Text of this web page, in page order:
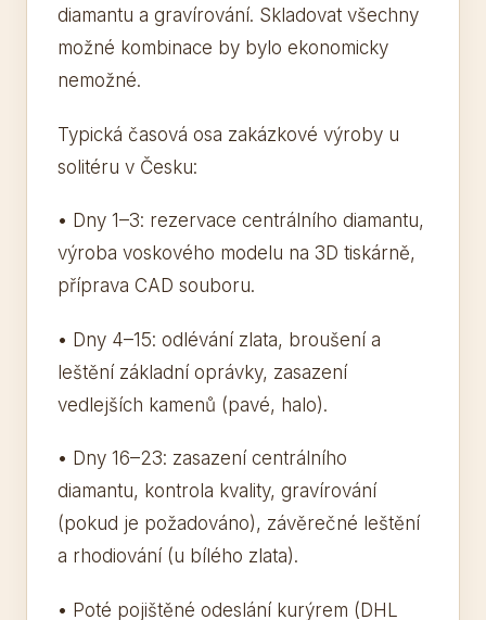
diamantu a gravírování. Skladovat všechny
možné kombinace by bylo ekonomicky
nemožné.
Typická časová osa zakázkové výroby u
solitéru v Česku:
• Dny 1–3: rezervace centrálního diamantu,
výroba voskového modelu na 3D tiskárně,
příprava CAD souboru.
• Dny 4–15: odlévání zlata, broušení a
leštění základní oprávky, zasazení
vedlejších kamenů (pavé, halo).
• Dny 16–23: zasazení centrálního
diamantu, kontrola kvality, gravírování
(pokud je požadováno), závěrečné leštění
a rhodiování (u bílého zlata).
• Poté pojištěné odeslání kurýrem (DHL